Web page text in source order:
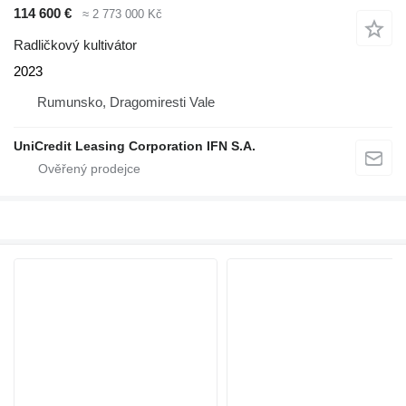
114 600 € ≈ 2 773 000 Kč
Radličkový kultivátor
2023
Rumunsko, Dragomiresti Vale
UniCredit Leasing Corporation IFN S.A.